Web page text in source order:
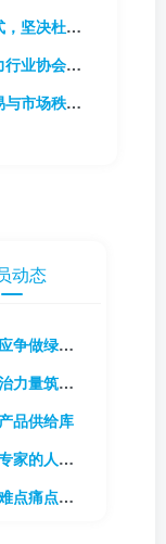
“一刀切”
率队到访协会
项监管工作
动态
绿色转型先行者
牢绿色转型根基
品供给库
的人才库
点的需求库